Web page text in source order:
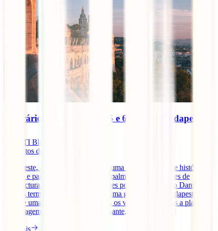
Itinerário de viagem de 4, 5 e 6 dias em Budapeste
IATI Blog
minutos de leitura
Budapeste, a capital da Hungria, é uma cidade repleta de história,
cultura e paisagens incríveis, principalmente para amantes de
arquitectura. Com as impressionantes pontes sobre o Rio Danúbio,
banhos termais relaxantes e uma ótima gastronomia, Budapeste
oferece uma experiência única para os viajantes. Se estás a planear
uma viagem para esta cidade fascinante, quer tenhas [...]
Ler mais